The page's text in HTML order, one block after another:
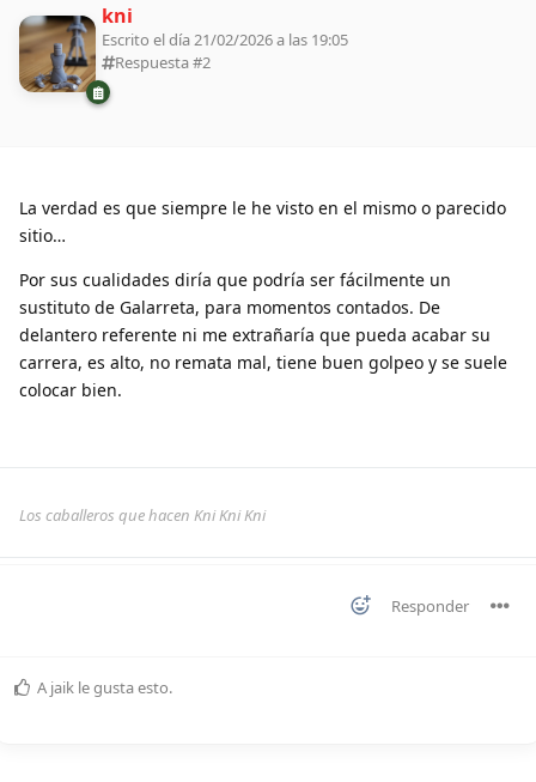
kni
Escrito el día 21/02/2026 a las 19:05
Respuesta #2
La verdad es que siempre le he visto en el mismo o parecido
sitio…
Por sus cualidades diría que podría ser fácilmente un
sustituto de Galarreta, para momentos contados. De
delantero referente ni me extrañaría que pueda acabar su
carrera, es alto, no remata mal, tiene buen golpeo y se suele
colocar bien.
Los caballeros que hacen Kni Kni Kni
Responder
A jaik le gusta esto.